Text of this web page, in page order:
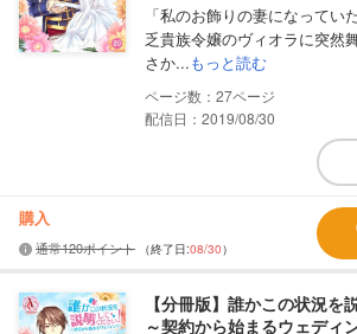
「私のお飾りの妻になってい
乏貴族令嬢のヴィオラに突然
さか...もっと読む
27
配信日：2019/08/30
購入
通常120ポイント （終了日:08/30）
【分冊版】誰かこの状況を
～契約から始まるウェディ